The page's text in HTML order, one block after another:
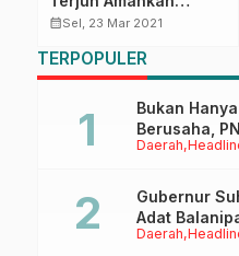
Pembukaan STQH ke
calendar_monthSel, 23 Mar 2021
TERPOPULER
Daerah
Bukan
Berusaha,
Anaknya
Daerah
Gubernur
Adat
Tappidena